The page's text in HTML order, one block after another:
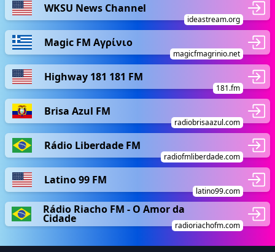
WKSU News Channel
ideastream.org
Magic FM Αγρίνιο
magicfmagrinio.net
Highway 181 181 FM
181.fm
Brisa Azul FM
radiobrisaazul.com
Rádio Liberdade FM
radiofmliberdade.com
Latino 99 FM
latino99.com
Rádio Riacho FM - O Amor da
Cidade
radioriachofm.com